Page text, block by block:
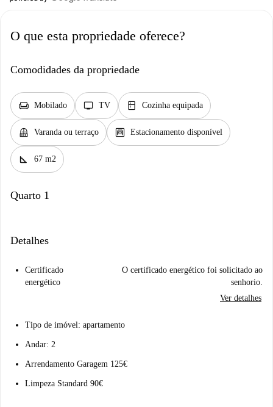
O que esta propriedade oferece?
Comodidades da propriedade
chair Mobilado tv TV kitchen Cozinha equipada
balcony Varanda ou terraço garage Estacionamento disponível
square_foot 67 m2
Quarto 1
Detalhes
Certificado
energético
O certificado energético foi solicitado ao
senhorio.
Ver detalhes
Tipo de imóvel: apartamento
Andar: 2
Arrendamento Garagem 125€
Limpeza Standard 90€